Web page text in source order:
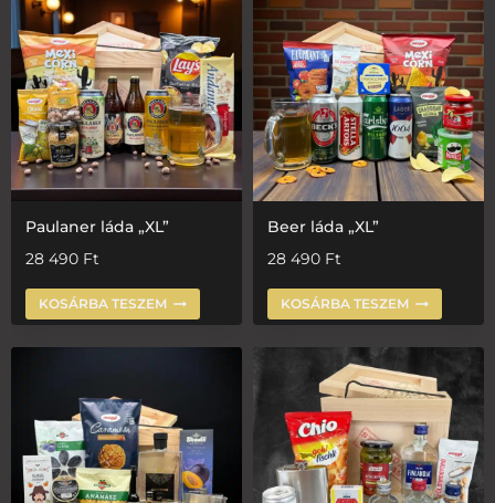
Paulaner láda „XL”
28 490 Ft
KOSÁRBA TESZEM
Beer láda „XL”
28 490 Ft
KOSÁRBA TESZEM